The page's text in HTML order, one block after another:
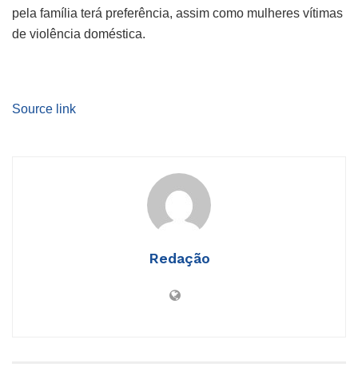
pela família terá preferência, assim como mulheres vítimas
de violência doméstica.
Source link
Redação